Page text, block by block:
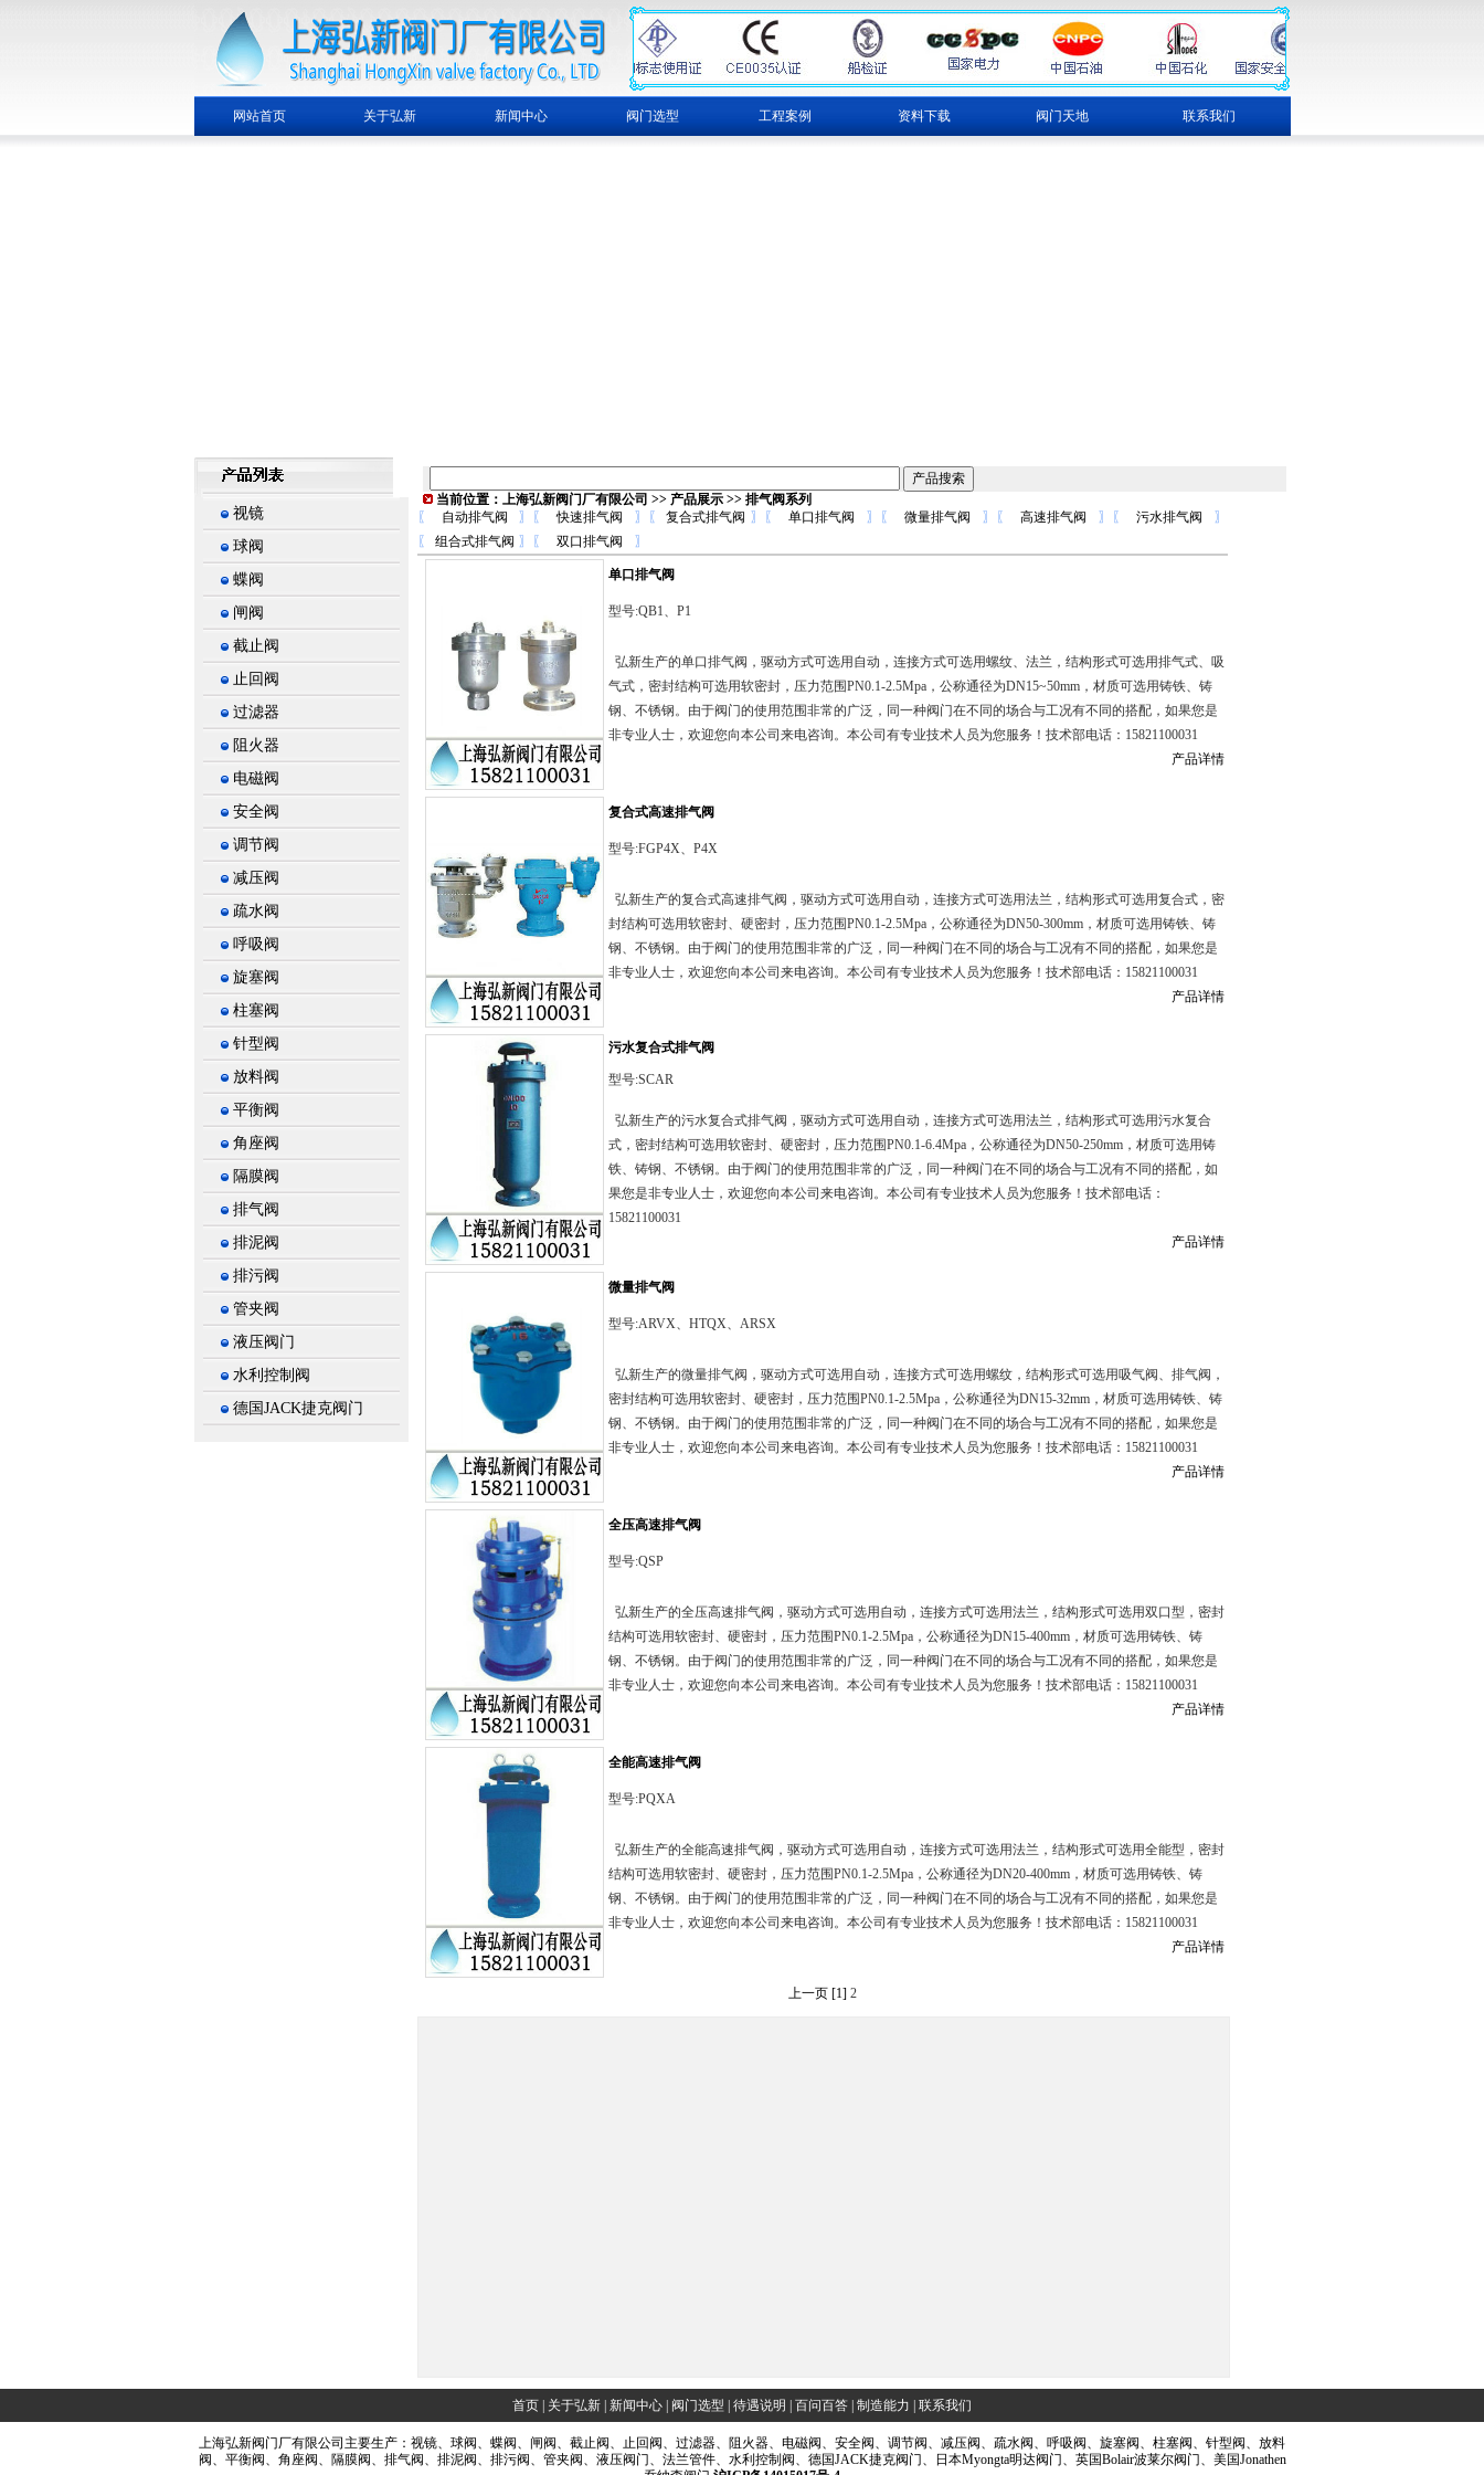
网站首页 关于弘新 新闻中心 阀门选型 工程案例 资料下载 阀门天地 联系我们
视镜
球阀
蝶阀
闸阀
截止阀
止回阀
过滤器
阻火器
电磁阀
安全阀
调节阀
减压阀
疏水阀
呼吸阀
旋塞阀
柱塞阀
针型阀
放料阀
平衡阀
角座阀
隔膜阀
排气阀
排泥阀
排污阀
管夹阀
液压阀门
水利控制阀
德国JACK捷克阀门
当前位置： 上海弘新阀门厂有限公司 >> 产品展示>> 排气阀系列
〖
自动排气阀 〗 〖 快速排气阀 〗 〖 复合式排气阀 〗 〖 单口排气阀 〗 〖 微量排气阀 〗 〖 高速排气阀 〗 〖 污水排气阀
〗
〖
组合式排气阀 〗 〖 双口排气阀 〗
单口排气阀
型号:QB1、P1
弘新生产的单口排气阀，驱动方式可选用自动，连接方式可选用螺纹、法兰，结构形式可选用排气式、吸
气式，密封结构可选用软密封，压力范围PN0.1-2.5Mpa，公称通径为DN15~50mm，材质可选用铸铁、铸
钢、不锈钢。由于阀门的使用范围非常的广泛，同一种阀门在不同的场合与工况有不同的搭配，如果您是
非专业人士，欢迎您向本公司来电咨询。本公司有专业技术人员为您服务！技术部电话：15821100031
产品详情
复合式高速排气阀
型号:FGP4X、P4X
弘新生产的复合式高速排气阀，驱动方式可选用自动，连接方式可选用法兰，结构形式可选用复合式，密
封结构可选用软密封、硬密封，压力范围PN0.1-2.5Mpa，公称通径为DN50-300mm，材质可选用铸铁、铸
钢、不锈钢。由于阀门的使用范围非常的广泛，同一种阀门在不同的场合与工况有不同的搭配，如果您是
非专业人士，欢迎您向本公司来电咨询。本公司有专业技术人员为您服务！技术部电话：15821100031
产品详情
污水复合式排气阀
型号:SCAR
弘新生产的污水复合式排气阀，驱动方式可选用自动，连接方式可选用法兰，结构形式可选用污水复合
式，密封结构可选用软密封、硬密封，压力范围PN0.1-6.4Mpa，公称通径为DN50-250mm，材质可选用铸
铁、铸钢、不锈钢。由于阀门的使用范围非常的广泛，同一种阀门在不同的场合与工况有不同的搭配，如
果您是非专业人士，欢迎您向本公司来电咨询。本公司有专业技术人员为您服务！技术部电话：
15821100031
产品详情
微量排气阀
型号:ARVX、HTQX、ARSX
弘新生产的微量排气阀，驱动方式可选用自动，连接方式可选用螺纹，结构形式可选用吸气阀、排气阀，
密封结构可选用软密封、硬密封，压力范围PN0.1-2.5Mpa，公称通径为DN15-32mm，材质可选用铸铁、铸
钢、不锈钢。由于阀门的使用范围非常的广泛，同一种阀门在不同的场合与工况有不同的搭配，如果您是
非专业人士，欢迎您向本公司来电咨询。本公司有专业技术人员为您服务！技术部电话：15821100031
产品详情
全压高速排气阀
型号:QSP
弘新生产的全压高速排气阀，驱动方式可选用自动，连接方式可选用法兰，结构形式可选用双口型，密封
结构可选用软密封、硬密封，压力范围PN0.1-2.5Mpa，公称通径为DN15-400mm，材质可选用铸铁、铸
钢、不锈钢。由于阀门的使用范围非常的广泛，同一种阀门在不同的场合与工况有不同的搭配，如果您是
非专业人士，欢迎您向本公司来电咨询。本公司有专业技术人员为您服务！技术部电话：15821100031
产品详情
全能高速排气阀
型号:PQXA
弘新生产的全能高速排气阀，驱动方式可选用自动，连接方式可选用法兰，结构形式可选用全能型，密封
结构可选用软密封、硬密封，压力范围PN0.1-2.5Mpa，公称通径为DN20-400mm，材质可选用铸铁、铸
钢、不锈钢。由于阀门的使用范围非常的广泛，同一种阀门在不同的场合与工况有不同的搭配，如果您是
非专业人士，欢迎您向本公司来电咨询。本公司有专业技术人员为您服务！技术部电话：15821100031
产品详情
上一页 [1] 2
首页 关于弘新 新闻中心 阀门选型 待遇说明 百问百答 制造能力 联系我们
上海弘新阀门厂有限公司主要生产： 视镜、 球阀、 蝶阀、 闸阀、截止阀、止回阀、过滤器、阻火器、电磁阀、安全阀、调节阀、 减压阀、疏水阀、呼吸阀、旋塞阀、柱塞阀、针型阀、放料
阀、平衡阀、角座阀、隔膜阀、排气阀、排泥阀、排污阀、管夹阀、液压阀门、法兰管件、水利控制阀、德国JACK捷克阀门、日本Myongta明达阀门、英国Bolair波莱尔阀门、美国Jonathen